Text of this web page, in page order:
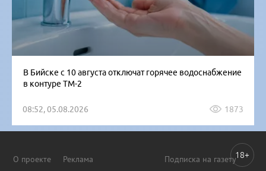
В Бийске с 10 августа отключат горячее водоснабжение
в контуре ТМ-2
08:52, 05.08.2026 1873
О проекте Реклама Подписка на газету18+